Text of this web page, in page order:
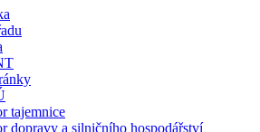
tajemnice
dopravy a silničního hospodářství